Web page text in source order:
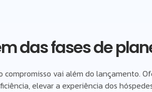
das fases de
compromisso vai além do lançamento.
elevar a experiência dos